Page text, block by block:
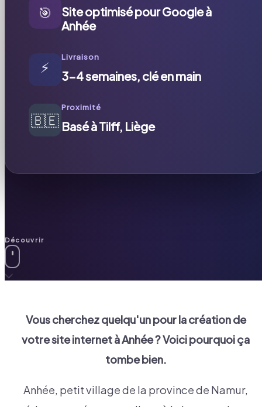
🎯
Site optimisé pour Google à
Anhée
⚡
Livraison
3-4 semaines, clé en main
🇧🇪
Proximité
Basé à Tilff, Liège
Découvrir
Vous cherchez quelqu'un pour la création de
votre site internet àAnhée? Voici pourquoi ça
tombe bien.
Anhée, petit village de la province de Namur,